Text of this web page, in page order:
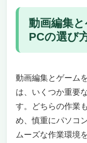
32GBメモ
144Hzリ
性
豊富な接
安心の3
【第4位】
ソコン：動
エイターPC
動画編集
PCの選び
動画編集とゲーム
は、いくつか重要
す。どちらの作業
め、慎重にパソコ
ムーズな作業環境